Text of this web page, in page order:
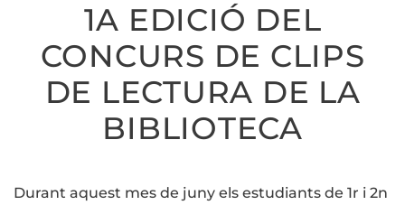
1A EDICIÓ DEL
CONCURS DE CLIPS
DE LECTURA DE LA
BIBLIOTECA
Durant aquest mes de juny els estudiants de 1r i 2n